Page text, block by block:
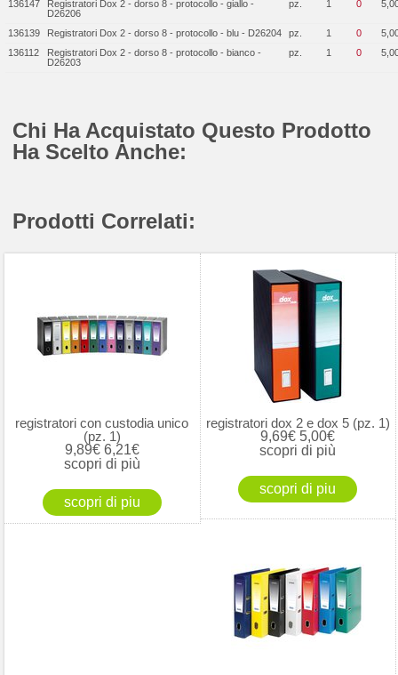
136147
Registratori Dox 2 - dorso 8 - protocollo - giallo -
D26206
pz. 1 0
136139 Registratori Dox 2 - dorso 8 - protocollo - blu - D26204 pz. 1 0
136112
Registratori Dox 2 - dorso 8 - protocollo - bianco -
D26203
pz. 1 0
Chi Ha Acquistato Questo Prodotto
Ha Scelto Anche:
Prodotti Correlati:
registratori con custodia unico
(pz. 1)
9,89€6,21€
scopri di più
registratori dox 2 e dox 5 (pz. 1)
9,69€ 5,00€
scopri di più